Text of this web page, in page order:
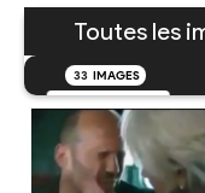
Toutes les
33 IMAGES